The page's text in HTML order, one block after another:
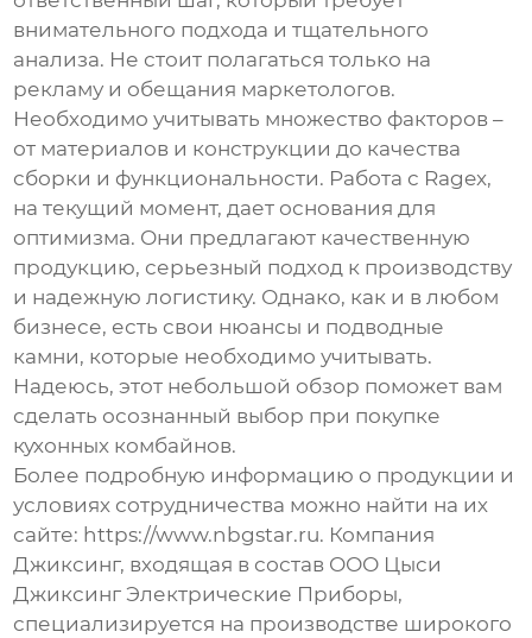
внимательного подхода и тщательного
анализа. Не стоит полагаться только на
рекламу и обещания маркетологов.
Необходимо учитывать множество факторов –
от материалов и конструкции до качества
сборки и функциональности. Работа с Ragex,
на текущий момент, дает основания для
оптимизма. Они предлагают качественную
продукцию, серьезный подход к производству
и надежную логистику. Однако, как и в любом
бизнесе, есть свои нюансы и подводные
камни, которые необходимо учитывать.
Надеюсь, этот небольшой обзор поможет вам
сделать осознанный выбор при покупке
кухонных комбайнов.
Более подробную информацию о продукции и
условиях сотрудничества можно найти на их
сайте: https://www.nbgstar.ru. Компания
Джиксинг, входящая в состав ООО Цыси
Джиксинг Электрические Приборы,
специализируется на производстве широкого